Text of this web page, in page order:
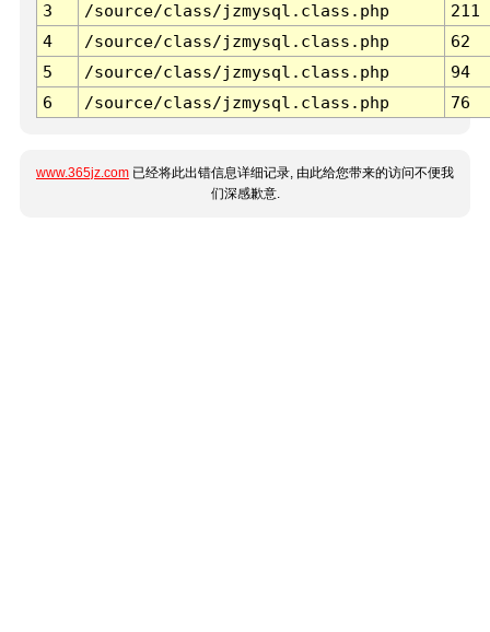
3 /source/class/jzmysql.class.php
211
4
/source/class/jzmysql.class.php
62
5
/source/class/jzmysql.class.php
94
6
/source/class/jzmysql.class.php 76
www.365jz.com 已经将此出错信息详细记录, 由此给您带来的访问不便我
们深感歉意.